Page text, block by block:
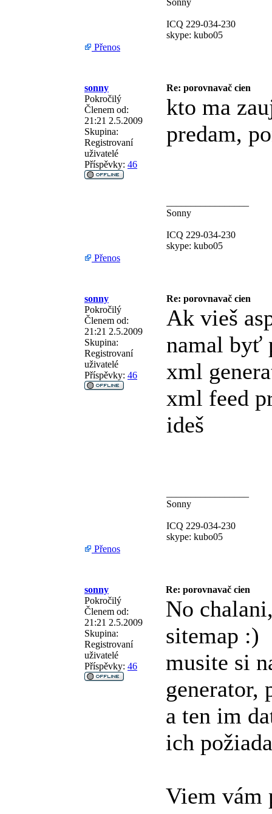
Sonny
ICQ 229-034-230
skype: kubo05
Přenos
sonny
Re: porovnavač cien
Pokročilý
Členem od:
21:21 2.5.2009
Skupina:
Registrovaní
uživatelé
Příspěvky: 46
kto ma
predam,
Sonny
ICQ 229-034-230
skype: kubo05
Přenos
sonny
Re: porovnavač cien
Pokročilý
Členem od:
21:21 2.5.2009
Skupina:
Registrovaní
uživatelé
Příspěvky: 46
Ak vieš
namal byť
xml
xml feed
ideš
Sonny
ICQ 229-034-230
skype: kubo05
Přenos
sonny
Re: porovnavač cien
Pokročilý
Členem od:
21:21 2.5.2009
Skupina:
Registrovaní
uživatelé
Příspěvky: 46
No
sitemap :)
musite si
a ten im
ich
Viem vám